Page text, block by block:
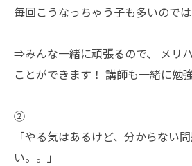
毎回こうなっちゃう子も多いのでは
⇒みんな一緒に頑張るので、 メリ
ことができます！ 講師も一緒に勉
②
「やる気はあるけど、分からない
い。。」